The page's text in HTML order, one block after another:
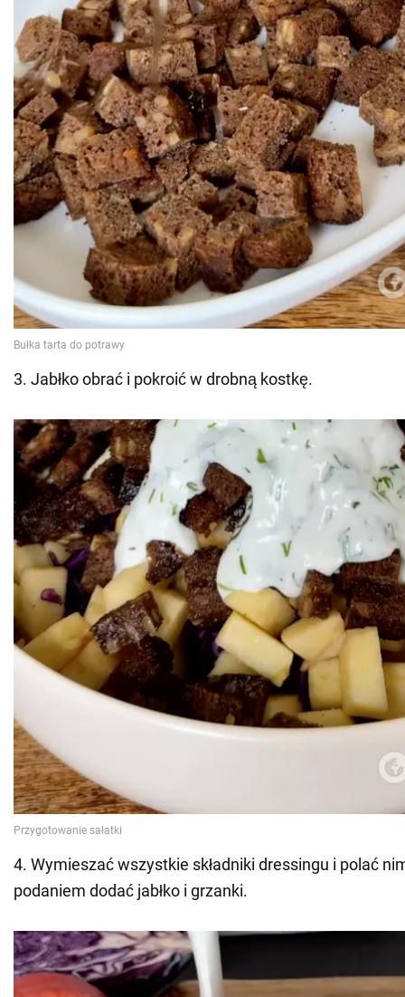
3. Jabłko obrać i pokroić w drobną kostkę.
4. Wymieszać wszystkie składniki dressingu i polać
podaniem dodać jabłko i grzanki.